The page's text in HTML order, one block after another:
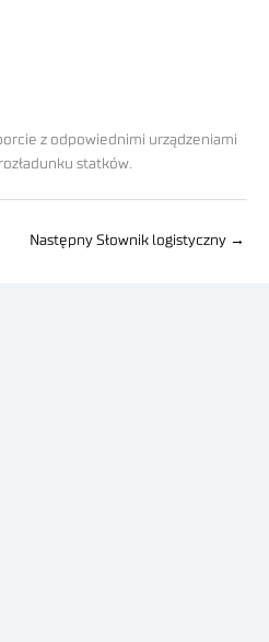
z odpowiednimi urządzeniami
statków.
Następny Słownik logistyczny →